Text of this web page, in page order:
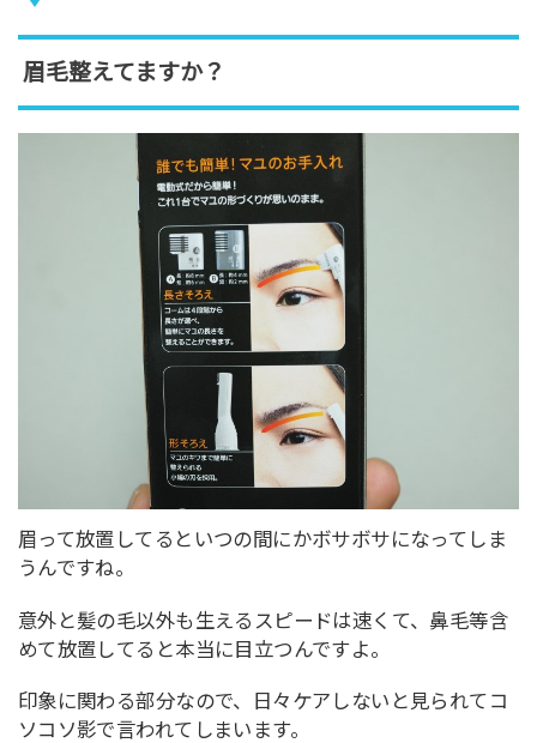
眉毛整えてますか？
眉って放置してるといつの間にかボサボサになってしま
うんですね。
意外と髪の毛以外も生えるスピードは速くて、鼻毛等含
めて放置してると本当に目立つんですよ。
印象に関わる部分なので、日々ケアしないと見られてコ
ソコソ影で言われてしまいます。